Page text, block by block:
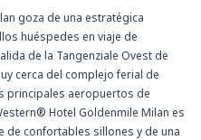
goza de una estratégica
huéspedes en viaje de
de la Tangenziale Ovest de
cerca del complejo ferial de
principales aeropuertos de
Hotel Goldenmile Milan es
de confortables sillones y de una